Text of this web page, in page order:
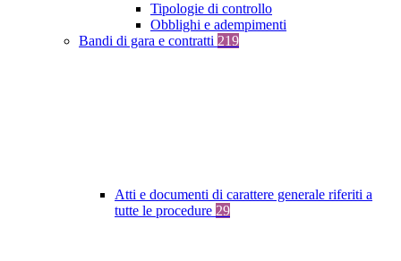
Tipologie di controllo
Obblighi e adempimenti
Bandi di gara e contratti 219
Atti e documenti di carattere generale riferiti a
tutte le procedure 29